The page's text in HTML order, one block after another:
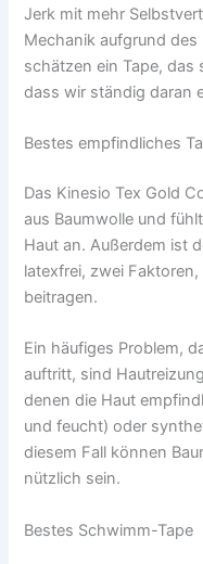
Jerk mit mehr
Mechanik aufgrund
schätzen ein Tape, das
dass wir ständig daran
Bestes empfindliches
Das Kinesio Tex Gold
aus Baumwolle und
Haut an. Außerdem ist
latexfrei, zwei
beitragen.
Ein häufiges Problem,
auftritt, sind
denen die Haut
und feucht) oder
diesem Fall können
nützlich sein.
Bestes Schwimm-Tape